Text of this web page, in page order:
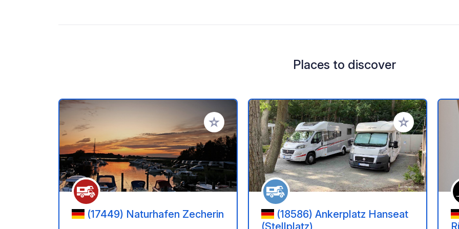
Places to discover
Add to your favorites
(17449) Naturhafen Zecherin
Add to your
(18586) Ankerplatz Hanseat
(Stellplatz)